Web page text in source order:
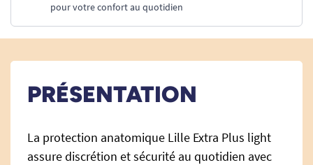
pour votre confort au quotidien
PRÉSENTATION
La protection anatomique Lille Extra Plus light
assure discrétion et sécurité au quotidien avec